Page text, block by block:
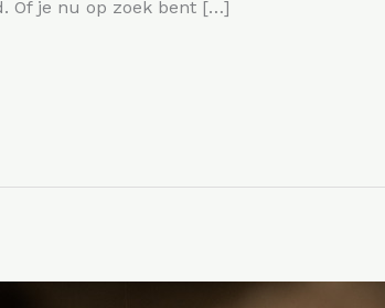
Of je nu op zoek bent […]